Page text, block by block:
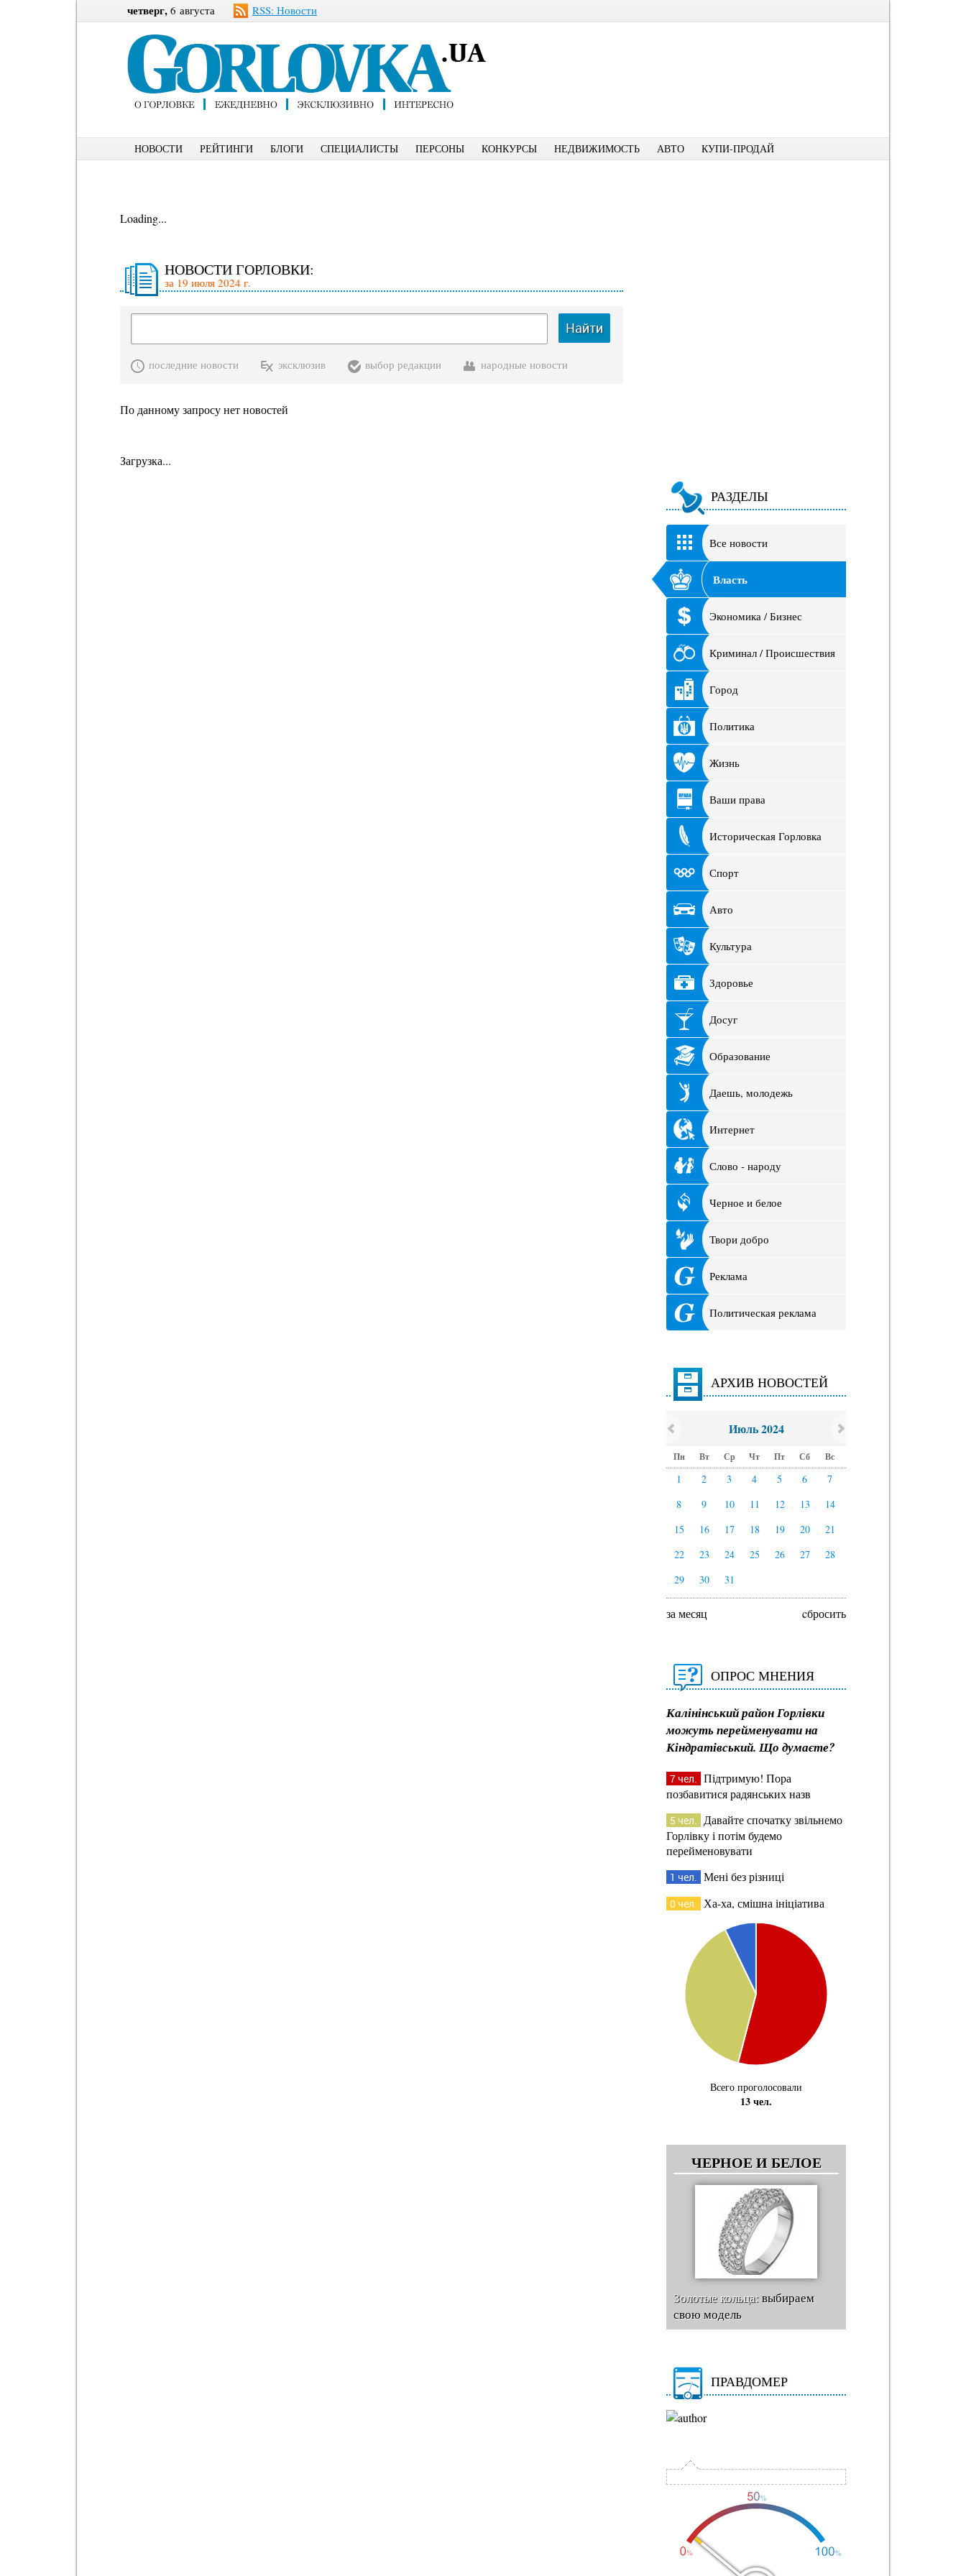
четверг, 6 августа RSS: Новости
НОВОСТИ РЕЙТИНГИ БЛОГИ СПЕЦИАЛИСТЫ ПЕРСОНЫ КОНКУРСЫ НЕДВИЖИМОСТЬ АВТО КУПИ-ПРОДАЙ
Loading...
НОВОСТИ ГОРЛОВКИ:
за 19 июля 2024 г.
Найти
последние новости эксклюзив выбор редакции народные новости
По данному запросу нет новостей
Загрузка...
РАЗДЕЛЫ
Все новости
Власть
Экономика / Бизнес
Криминал / Происшествия
Город
Политика
Жизнь
Ваши права
Историческая Горловка
Спорт
Авто
Культура
Здоровье
Досуг
Образование
Даешь, молодежь
Интернет
Слово - народу
Черное и белое
Твори добро
Реклама
Политическая реклама
АРХИВ НОВОСТЕЙ
Июль 2024
Пн Вт Ср Чт Пт Сб Вс
1 2 3 4 5 6
7
8
9 10 11 12 13
14
15
16 17 18 19 20
21
22
23 24 25 26 27
28
29
30 31
за месяц cбросить
ОПРОС МНЕНИЯ
Калінінський район Горлівки
можуть перейменувати на
Кіндратівський. Що думаєте?
7 чел. Підтримую! Пора
позбавитися радянських назв
5 чел. Давайте спочатку звільнемо
Горлівку і потім будемо
перейменовувати
1 чел. Мені без різниці
0 чел. Ха-ха, смішна ініціатива
Всего проголосовали
13 чел.
ЧЕРНОЕ И БЕЛОЕ
Золотые кольца:выбираем
свою модель
ПРАВДОМЕР